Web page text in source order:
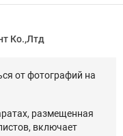
Ко.,Лтд
от фотографий на
размещенная
включает